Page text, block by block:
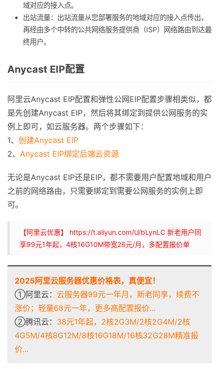
域对应的接入点。
出站流量：出站流量从您部署服务的地域对应的接入点传出，
再经由多个中转的公共网络服务提供商（ISP）网络路由到达最
终用户。
Anycast EIP配置
阿里云Anycast EIP配置和弹性公网EIP配置步骤相类似，都
是先创建Anycast EIP，然后将其绑定到提供公网服务的实
例上即可，如云服务器。两个步骤如下：
1、 创建Anycast EIP
2、 Anycast EIP绑定后端云资源
无论是Anycast EIP还是EIP，都不需要用户配置地域和用户
之前的网络路由，只需要绑定到需要公网服务的实例上即
可。
【阿里云优惠】 https://t.aliyun.com/U/bLynLC 新老用户同
享99元1年起，4核16G10M带宽26元/月，多配置报价单
2025阿里云服务器优惠价格表，真便宜！
①阿里云： 云服务器99元一年月，新老同享，续费不
涨价；轻量68元一年，更多高配置报价...
②腾讯云： 38元1年起，2核2G3M/2核2G4M/2核
4G5M/4核8G12M/8核16G18M/16核32G28M精准报
价...